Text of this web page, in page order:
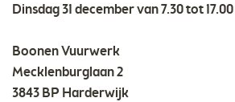
Dinsdag 31 december van 7.30 tot
Boonen Vuurwerk
Mecklenburglaan 2
3843 BP Harderwijk